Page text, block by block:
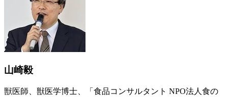
山崎毅
獣医師、獣医学博士、「食品コンサルタント NPO法人食の